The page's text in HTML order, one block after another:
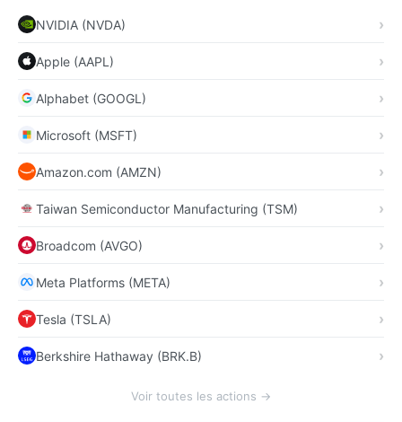
NVIDIA (NVDA)
Apple (AAPL)
Alphabet (GOOGL)
Microsoft (MSFT)
Amazon.com (AMZN)
Taiwan Semiconductor Manufacturing (TSM)
Broadcom (AVGO)
Meta Platforms (META)
Tesla (TSLA)
Berkshire Hathaway (BRK.B)
Voir toutes les actions →